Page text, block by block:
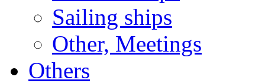
Sailing ships
Other, Meetings
Others